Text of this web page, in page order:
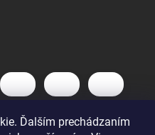
Ďalším prechádzaním